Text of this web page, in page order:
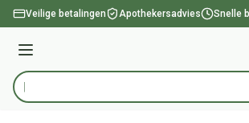
Ga naar de inhoud
Veilige betalingen Apothekersadvies Snelle
Menu
Product, merk, categorie...